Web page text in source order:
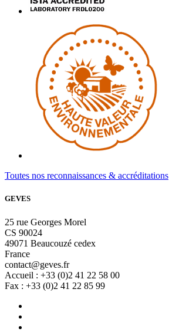
Toutes nos reconnaissances & accréditations
GEVES
25 rue Georges Morel
CS 90024
49071 Beaucouzé cedex
France
contact@geves.fr
Accueil : +33 (0)2 41 22 58 00
Fax : +33 (0)2 41 22 85 99